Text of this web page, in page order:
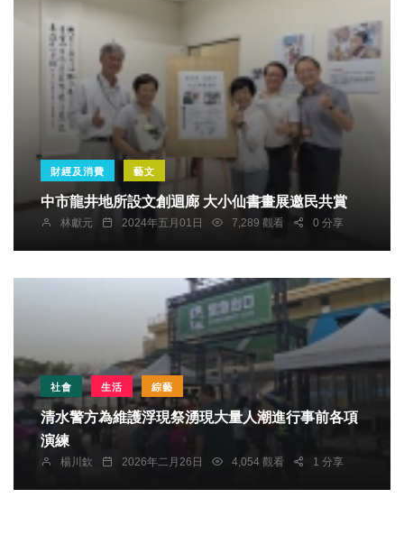
財經及消費 藝文
中市龍井地所設文創迴廊 大小仙書畫展邀民共賞
林獻元 2024年五月01日 7,289 觀看 0 分享
社會 生活 綜藝
清水警方為維護浮現祭湧現大量人潮進行事前各項
演練
楊川欽 2026年二月26日 4,054 觀看 1 分享